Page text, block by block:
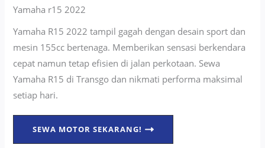
Yamaha r15 2022
Yamaha R15 2022 tampil gagah dengan desain sport dan
mesin 155cc bertenaga. Memberikan sensasi berkendara
cepat namun tetap efisien di jalan perkotaan. Sewa
Yamaha R15 di Transgo dan nikmati performa maksimal
setiap hari.
SEWA MOTOR SEKARANG!